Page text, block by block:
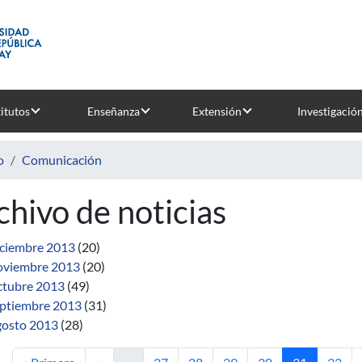
Enseñanza Extensión Investigación
Comunicación
de noticias
2013 (20)
2013 (20)
2013 (49)
2013 (31)
2013 (28)